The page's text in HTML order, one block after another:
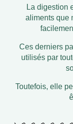
La digestion
aliments que
Ces derniers
utilisés par
Toutefois, elle